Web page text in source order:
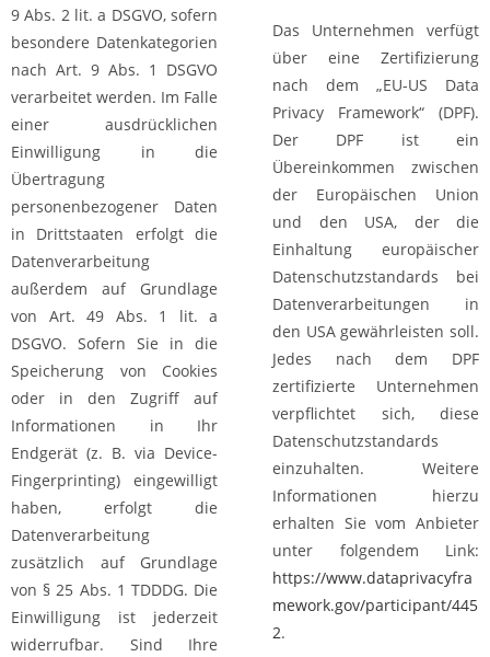
9 Abs. 2 lit. a DSGVO, sofern
besondere Datenkategorien
nach Art. 9 Abs. 1 DSGVO
verarbeitet werden. Im Falle
einer ausdrücklichen
Einwilligung in die
Übertragung
personenbezogener Daten
in Drittstaaten erfolgt die
Datenverarbeitung
außerdem auf Grundlage
von Art. 49 Abs. 1 lit. a
DSGVO. Sofern Sie in die
Speicherung von Cookies
oder in den Zugriff auf
Informationen in Ihr
Endgerät (z. B. via Device-
Fingerprinting) eingewilligt
haben, erfolgt die
Datenverarbeitung
zusätzlich auf Grundlage
von § 25 Abs. 1 TDDDG. Die
Einwilligung ist jederzeit
widerrufbar. Sind Ihre
Das Unternehmen verfügt
über eine Zertifizierung
nach dem „EU-US Data
Privacy Framework“ (DPF).
Der DPF ist ein
Übereinkommen zwischen
der Europäischen Union
und den USA, der die
Einhaltung europäischer
Datenschutzstandards bei
Datenverarbeitungen in
den USA gewährleisten soll.
Jedes nach dem DPF
zertifizierte Unternehmen
verpflichtet sich, diese
Datenschutzstandards
einzuhalten. Weitere
Informationen hierzu
erhalten Sie vom Anbieter
unter folgendem Link:
https://www.dataprivacyfra
mework.gov/participant/445
2.